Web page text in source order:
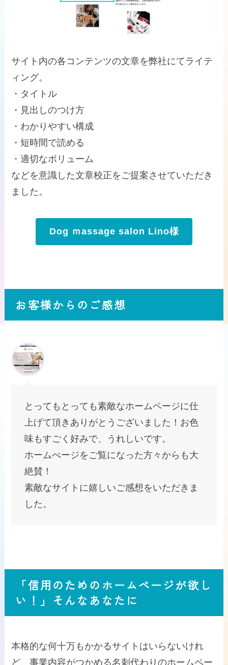
サイト内の各コンテンツの文章を弊社にてライテ
ィング。
・タイトル
・見出しのつけ方
・わかりやすい構成
・短時間で読める
・適切なボリューム
などを意識した文章校正をご提案させていただき
ました。
Dog ｍassage salon Lino様
お客様からのご感想
とってもとっても素敵なホームページに仕
上げて頂きありがとうございました！お色
味もすごく好みで、うれしいです。
ホームぺージをご覧になった方々からも大
絶賛！
素敵なサイトに嬉しいご感想をいただきま
した。
「信用のためのホームページが欲し
い！」そんなあなたに
本格的な何十万もかかるサイトはいらないけれ
ど、事業内容がつかめる名刺代わりのホームペー